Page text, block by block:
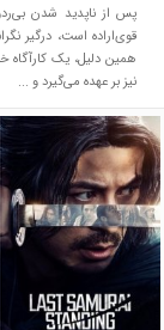
پس از ناپدید شدن
قوی‌اراده است، درگیر
همین دلیل، یک
نیز بر عهده می‌گیرد و ...